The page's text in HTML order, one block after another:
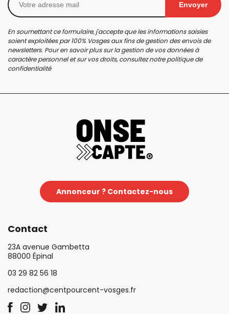
Envoyer
En soumettant ce formulaire, j'accepte que les informations saisies
soient exploitées par 100% Vosges aux fins de gestion des envois de
newsletters. Pour en savoir plus sur la gestion de vos données à
caractère personnel et sur vos droits, consultez notrepolitique de
confidentialité
Annonceur ? Contactez-nous
Contact
23A avenue Gambetta
88000 Épinal
03 29 82 56 18
redaction@centpourcent-vosges.fr